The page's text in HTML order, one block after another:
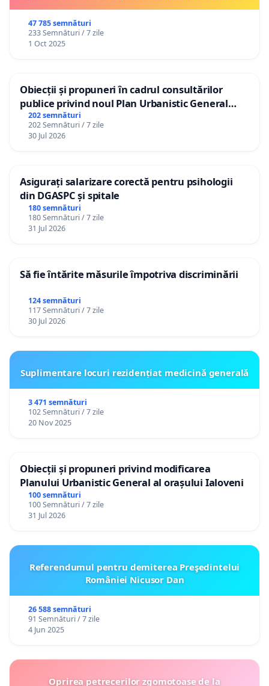
47 785 semnături
233 Semnături / 7 zile
1 Oct 2025
Obiecții și propuneri în cadrul consultărilor
publice privind noul Plan Urbanistic General
(PUG) Ialoveni
202 semnături
202 Semnături / 7 zile
30 Jul 2026
Asigurați salarizare corectă pentru psihologii
din DGASPC și spitale
180 semnături
180 Semnături / 7 zile
31 Jul 2026
Să fie întărite măsurile împotriva discriminării
124 semnături
117 Semnături / 7 zile
30 Jul 2026
Suplimentare locuri rezidențiat medicină generală
3 471 semnături
102 Semnături / 7 zile
20 Nov 2025
Obiecții și propuneri privind modificarea
Planului Urbanistic General al orașului Ialoveni
100 semnături
100 Semnături / 7 zile
31 Jul 2026
Referendumul pentru demiterea Preşedintelui
României Nicusor Dan
26 588 semnături
91 Semnături / 7 zile
4 Jun 2025
Oprirea petrecerilor zgomotoase de la